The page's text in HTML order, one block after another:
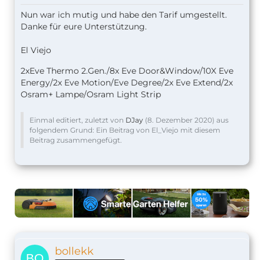
Nun war ich mutig und habe den Tarif umgestellt.
Danke für eure Unterstützung.
El Viejo
2xEve Thermo 2.Gen./8x Eve Door&Window/10X Eve
Energy/2x Eve Motion/Eve Degree/2x Eve Extend/2x
Osram+ Lampe/Osram Light Strip
Einmal editiert, zuletzt von DJay (8. Dezember 2020) aus
folgendem Grund: Ein Beitrag von El_Viejo mit diesem
Beitrag zusammengefügt.
bollekk